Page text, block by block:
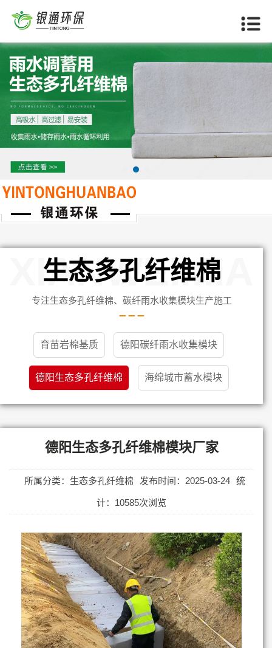
当前位置：首页>>德阳产品中心>>德阳生态多孔纤维棉
生态多孔纤维棉
专注生态多孔纤维棉、碳纤雨水收集模块生产施工
育苗岩棉基质 德阳碳纤雨水收集模块
德阳生态多孔纤维棉 海绵城市蓄水模块
德阳生态多孔纤维棉模块厂家
所属分类：生态多孔纤维棉 发布时间：2025-03-24 统
计：10585次浏览